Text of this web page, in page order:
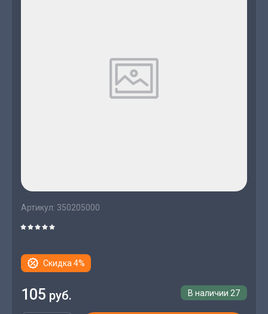
Артикул: 350205000
Скидка 4%
В наличии 27
105 руб.